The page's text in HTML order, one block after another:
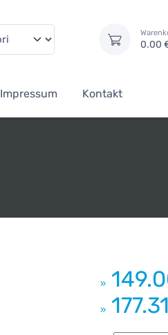
0.00
Impressum Kontakt
»
»